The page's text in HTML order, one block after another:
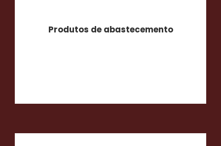
Produtos de abastecemento